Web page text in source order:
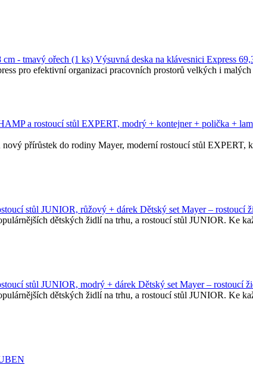
Výsuvná deska na klávesnici Express
pro efektivní organizaci pracovních prostorů velkých i malých
přírůstek do rodiny Mayer, moderní rostoucí stůl EXPERT,
Dětský set Mayer – rostoucí
dětských židlí na trhu, a rostoucí stůl JUNIOR. Ke
Dětský set Mayer – rostoucí
dětských židlí na trhu, a rostoucí stůl JUNIOR. Ke